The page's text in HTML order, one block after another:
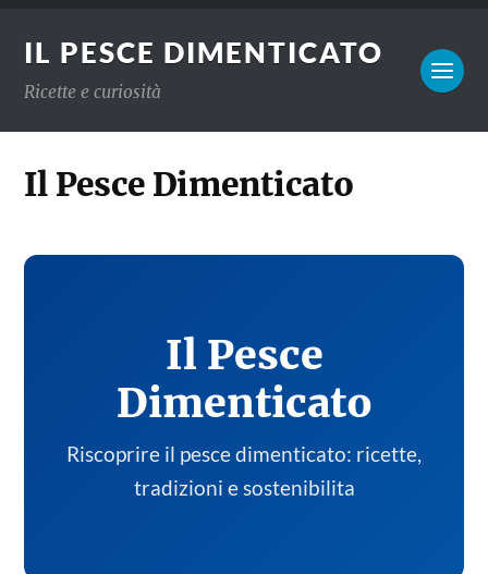
IL PESCE DIMENTICATO
Ricette e curiosità
Il Pesce Dimenticato
Il Pesce
Dimenticato
Riscoprire il pesce dimenticato: ricette,
tradizioni e sostenibilita